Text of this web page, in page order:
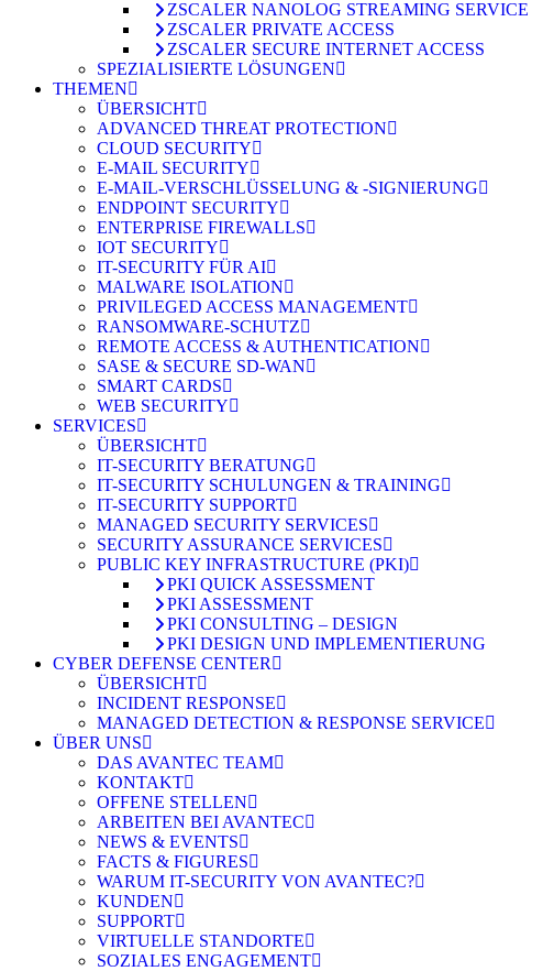
ZSCALER NANOLOG STREAMING SERVICE
ZSCALER PRIVATE ACCESS
ZSCALER SECURE INTERNET ACCESS
SPEZIALISIERTE LÖSUNGEN
THEMEN
ÜBERSICHT
ADVANCED THREAT PROTECTION
CLOUD SECURITY
E-MAIL SECURITY
E-MAIL-VERSCHLÜSSELUNG & -SIGNIERUNG
ENDPOINT SECURITY
ENTERPRISE FIREWALLS
IOT SECURITY
IT-SECURITY FÜR AI
MALWARE ISOLATION
PRIVILEGED ACCESS MANAGEMENT
RANSOMWARE-SCHUTZ
REMOTE ACCESS & AUTHENTICATION
SASE & SECURE SD-WAN
SMART CARDS
WEB SECURITY
SERVICES
ÜBERSICHT
IT-SECURITY BERATUNG
IT-SECURITY SCHULUNGEN & TRAINING
IT-SECURITY SUPPORT
MANAGED SECURITY SERVICES
SECURITY ASSURANCE SERVICES
PUBLIC KEY INFRASTRUCTURE (PKI)
PKI QUICK ASSESSMENT
PKI ASSESSMENT
PKI CONSULTING – DESIGN
PKI DESIGN UND IMPLEMENTIERUNG
CYBER DEFENSE CENTER
ÜBERSICHT
INCIDENT RESPONSE
MANAGED DETECTION & RESPONSE SERVICE
ÜBER UNS
DAS AVANTEC TEAM
KONTAKT
OFFENE STELLEN
ARBEITEN BEI AVANTEC
NEWS & EVENTS
FACTS & FIGURES
WARUM IT-SECURITY VON AVANTEC?
KUNDEN
SUPPORT
VIRTUELLE STANDORTE
SOZIALES ENGAGEMENT